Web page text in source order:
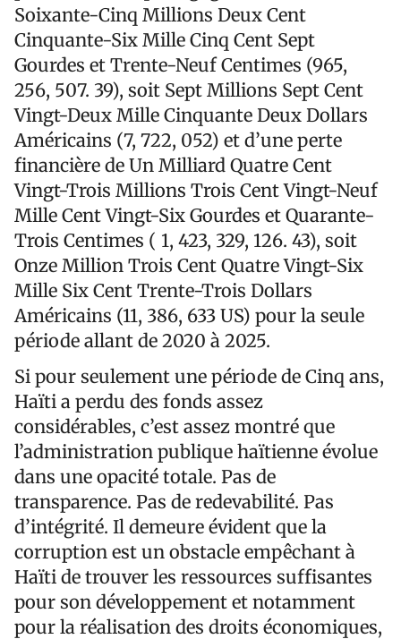
Soixante-Cinq Millions Deux Cent
Cinquante-Six Mille Cinq Cent Sept
Gourdes et Trente-Neuf Centimes (965,
256, 507. 39), soit Sept Millions Sept Cent
Vingt-Deux Mille Cinquante Deux Dollars
Américains (7, 722, 052) et d’une perte
financière de Un Milliard Quatre Cent
Vingt-Trois Millions Trois Cent Vingt-Neuf
Mille Cent Vingt-Six Gourdes et Quarante-
Trois Centimes ( 1, 423, 329, 126. 43), soit
Onze Million Trois Cent Quatre Vingt-Six
Mille Six Cent Trente-Trois Dollars
Américains (11, 386, 633 US) pour la seule
période allant de 2020 à 2025.
Si pour seulement une période de Cinq ans,
Haïti a perdu des fonds assez
considérables, c’est assez montré que
l’administration publique haïtienne évolue
dans une opacité totale. Pas de
transparence. Pas de redevabilité. Pas
d’intégrité. Il demeure évident que la
corruption est un obstacle empêchant à
Haïti de trouver les ressources suffisantes
pour son développement et notamment
pour la réalisation des droits économiques,